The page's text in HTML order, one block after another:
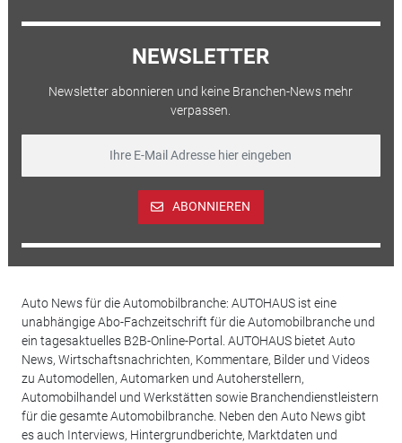
NEWSLETTER
Newsletter abonnieren und keine Branchen-News mehr
verpassen.
ABONNIEREN
Auto News für die Automobilbranche: AUTOHAUS ist eine
unabhängige Abo-Fachzeitschrift für die Automobilbranche und
ein tagesaktuelles B2B-Online-Portal. AUTOHAUS bietet Auto
News, Wirtschaftsnachrichten, Kommentare, Bilder und Videos
zu Automodellen, Automarken und Autoherstellern,
Automobilhandel und Werkstätten sowie Branchendienstleistern
für die gesamte Automobilbranche. Neben den Auto News gibt
es auch Interviews, Hintergrundberichte, Marktdaten und